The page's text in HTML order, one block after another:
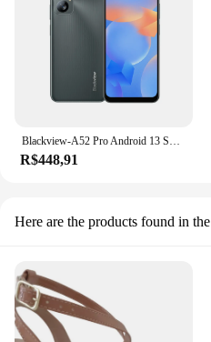
Blackview-A52 Pro Android 13 Smartphone, 6,5 "Celular, 4GB, 128GB, Octa Core, 13MP câmera traseira, 5180mAh, Dual 4G
R$448,91
Here are the products found in the